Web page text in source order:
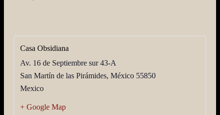
Casa Obsidiana
Av. 16 de Septiembre sur 43-A
San Martín de las Pirámides, México 55850
Mexico
+ Google Map